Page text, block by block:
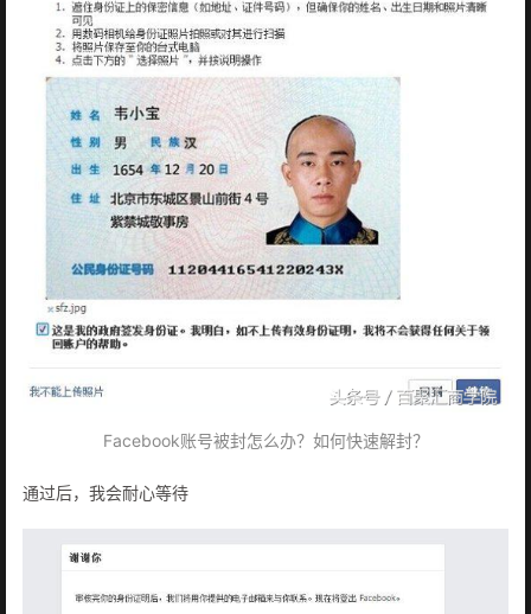
Facebook账号被封怎么办？如何快速解封？
通过后，我会耐心等待